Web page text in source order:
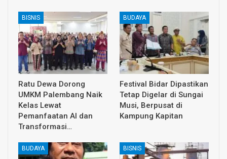
BISNIS
Ratu Dewa Dorong
UMKM Palembang Naik
Kelas Lewat
Pemanfaatan AI dan
Transformasi…
BUDAYA
Festival Bidar Dipastikan
Tetap Digelar di Sungai
Musi, Berpusat di
Kampung Kapitan
BUDAYA BISNIS